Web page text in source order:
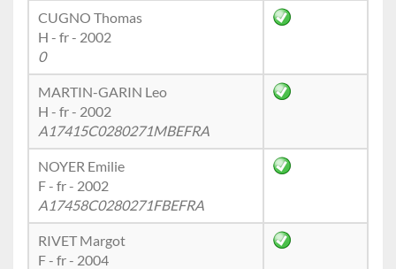
CUGNO Thomas
H - fr - 2002
0
MARTIN-GARIN Leo
H - fr - 2002
A17415C0280271MBEFRA
NOYER Emilie
F - fr - 2002
A17458C0280271FBEFRA
RIVET Margot
F - fr - 2004